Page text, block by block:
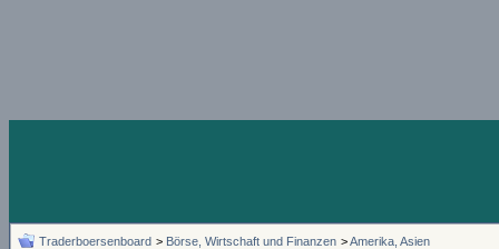
Traderboersenboard > Börse, Wirtschaft und Finanzen >Amerika, Asien